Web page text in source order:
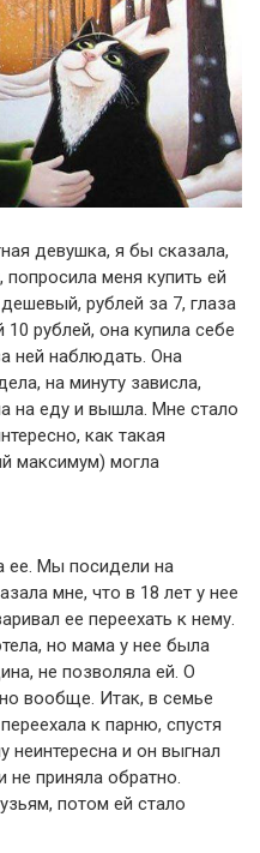
девушка, я бы сказала,
меня купить ей
рублей за 7, глаза
рублей, она купила себе
ней наблюдать. Она
на минуту зависла,
на еду и вышла. Мне стало
как такая
максимум) могла
ее. Мы посидели на
мне, что в 18 лет у нее
ее переехать к нему.
но мама у нее была
не позволяла ей. О
вообще. Итак, в семье
к парню, спустя
неинтересна и он выгнал
не приняла обратно.
потом ей стало